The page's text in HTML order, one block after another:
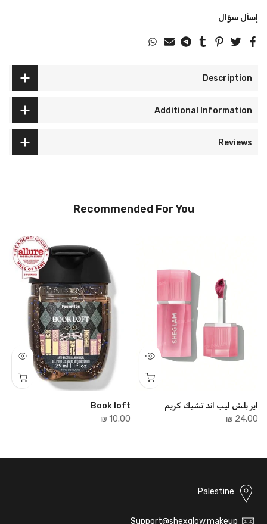
إسأل سؤال
Description
Additional Information
Reviews
Recommended For You
اير بلش ليب اند تشيك كريم
24.00 ₪
Book loft
10.00 ₪
Palestine
Support@shexglow.makeup